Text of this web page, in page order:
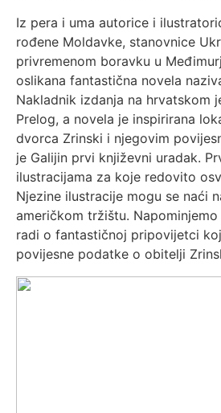
Iz pera i uma autorice i
rođene Moldavke, stanovnice
privremenom boravku u
oslikana fantastična novela
Nakladnik izdanja na hrvatskom
Prelog, a novela je inspirirana
dvorca Zrinski i njegovim
je Galijin prvi književni uradak.
ilustracijama za koje redovito
Njezine ilustracije mogu se naći
američkom tržištu.
radi o fantastičnoj pripovijetci
povijesne podatke o obitelji